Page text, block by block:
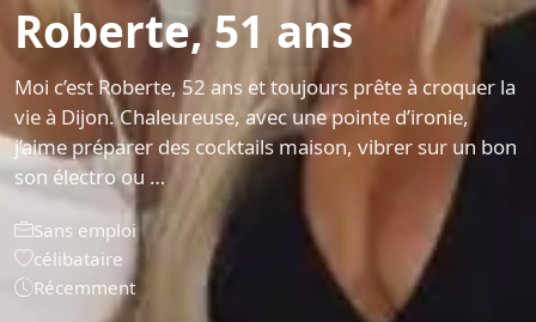
Roberte, 51 ans
Moi c’est Roberte, 52 ans et toujours prête à croquer la
vie à Dijon. Chaleureuse, avec une pointe d’ironie,
j’aime préparer des cocktails maison, vibrer sur un bon
son électro ou …
Sans emploi
célibataire
Récemment